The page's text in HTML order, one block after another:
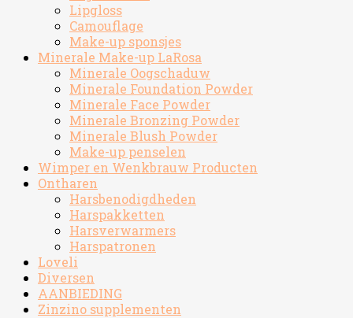
Lipgloss
Camouflage
Make-up sponsjes
Minerale Make-up LaRosa
Minerale Oogschaduw
Minerale Foundation Powder
Minerale Face Powder
Minerale Bronzing Powder
Minerale Blush Powder
Make-up penselen
Wimper en Wenkbrauw Producten
Ontharen
Harsbenodigdheden
Harspakketten
Harsverwarmers
Harspatronen
Loveli
Diversen
AANBIEDING
Zinzino supplementen